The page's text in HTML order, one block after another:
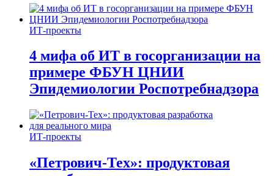
ИТ-проекты
4 мифа об ИТ в госорганизации на
примере ФБУН ЦНИИ
Эпидемиологии Роспотребнадзора
ИТ-проекты
«Петрович-Тех»: продуктовая